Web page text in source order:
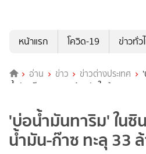
หน้าแรก
โควิด-19 ข่าวทั่ว
อ่าน ข่าว ข่าวต่างประเทศ
'
น้ำมัน-ก๊าซ ทะลุ 33 ล้านตันในปี 2022
'บ่อน้ำมันทาริม' ในซิ
น้ำมัน-ก๊าซ ทะลุ 33